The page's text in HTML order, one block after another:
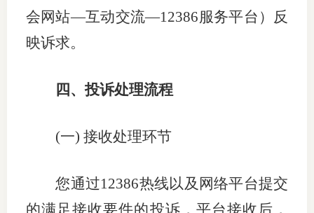
会网站—互动交流—12386服务平台）反
映诉求。
四、投诉处理流程
(一) 接收处理环节
您通过12386热线以及网络平台提交
的满足接收要件的投诉，平台接收后，